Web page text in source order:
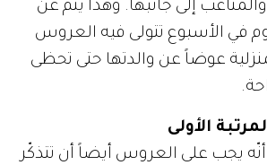
إلى جانبها. وهذا يتم عن
الأسبوع تتولى فيه العروس
عوضاً عن والدتها حتى تحظى
الأولى
أنّه يجب على العروس أيضاً أن تتذكّر